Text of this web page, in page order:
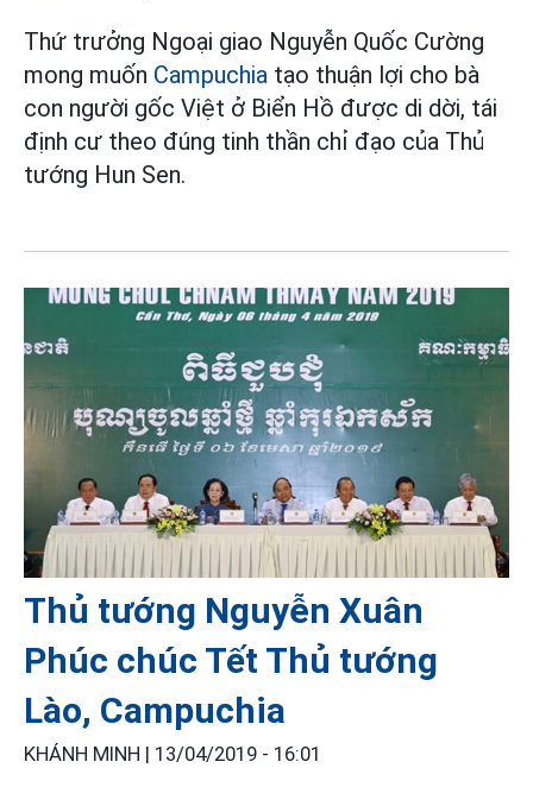
Thứ trưởng Ngoại giao Nguyễn Quốc Cường
mong muốn Campuchia tạo thuận lợi cho bà
con người gốc Việt ở Biển Hồ được di dời, tái
định cư theo đúng tinh thần chỉ đạo của Thủ
tướng Hun Sen.
Thủ tướng Nguyễn Xuân
Phúc chúc Tết Thủ tướng
Lào, Campuchia
KHÁNH MINH | 13/04/2019 - 16:01